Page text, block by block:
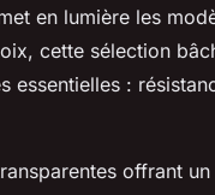
en lumière les
cette sélection
essentielles :
offrant